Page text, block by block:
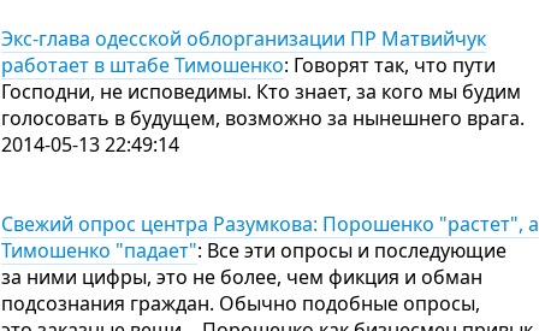
Экс-глава одесской облорганизации ПР Матвийчук
работает в штабе Тимошенко: Говорят так, что пути
Господни, не исповедимы. Кто знает, за кого мы будим
голосовать в будущем, возможно за нынешнего врага.
2014-05-13 22:49:14
Свежий опрос центра Разумкова: Порошенко "растет", а
Тимошенко "падает": Все эти опросы и последующие
за ними цифры, это не более, чем фикция и обман
подсознания граждан. Обычно подобные опросы,